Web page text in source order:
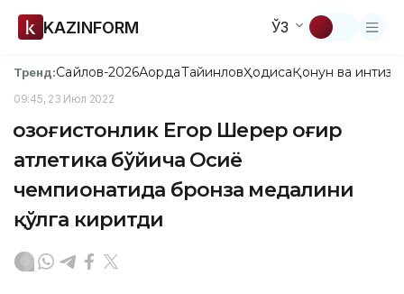
KAZINFORM ЎЗ
Тренд:Сайлов-2026АқордаТайинловҲодисаҚонун ва
09:45, 23 Июл 2022
Қозоғистонлик Егор Шерер оғир
атлетика бўйича Осиё
чемпионатида бронза медалини
қўлга киритди